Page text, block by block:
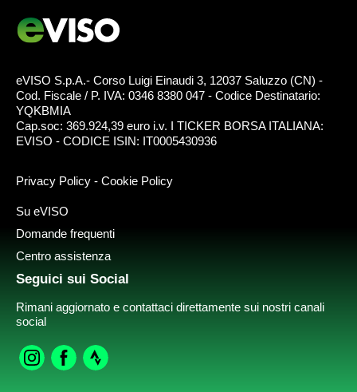
eVISO S.p.A.- Corso Luigi Einaudi 3, 12037 Saluzzo (CN) -
Cod. Fiscale / P. IVA: 0346 8380 047 - Codice Destinatario:
YQKBMIA
Cap.soc: 369.924,39 euro i.v. I TICKER BORSA ITALIANA:
EVISO - CODICE ISIN: IT0005430936
Privacy Policy - Cookie Policy
Su eVISO
Domande frequenti
Centro assistenza
Seguici sui Social
Rimani aggiornato e contattaci direttamente sui nostri canali
social